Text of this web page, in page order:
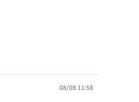
08/08 11:58